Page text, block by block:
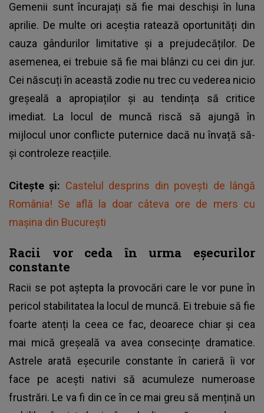
Gemenii sunt încurajați să fie mai deschiși în luna
aprilie. De multe ori aceștia ratează oportunități din
cauza gândurilor limitative și a prejudecăților. De
asemenea, ei trebuie să fie mai blânzi cu cei din jur.
Cei născuți în această zodie nu trec cu vederea nicio
greșeală a apropiaților și au tendința să critice
imediat. La locul de muncă riscă să ajungă în
mijlocul unor conflicte puternice dacă nu învață să-
și controleze reacțiile.
Citește și: Castelul desprins din povești de lângă
România! Se află la doar câteva ore de mers cu
mașina din București
Racii vor ceda în urma eșecurilor
constante
Racii se pot aștepta la provocări care le vor pune în
pericol stabilitatea la locul de muncă. Ei trebuie să fie
foarte atenți la ceea ce fac, deoarece chiar și cea
mai mică greșeală va avea consecințe dramatice.
Astrele arată eșecurile constante în carieră îi vor
face pe acești nativi să acumuleze numeroase
frustrări. Le va fi din ce în ce mai greu să mențină un